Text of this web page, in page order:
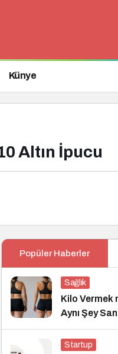
Künye
Altın İpucu
Popüler Haberler
Sağlık
Kilo Vermek
Aynı Şey
Startup